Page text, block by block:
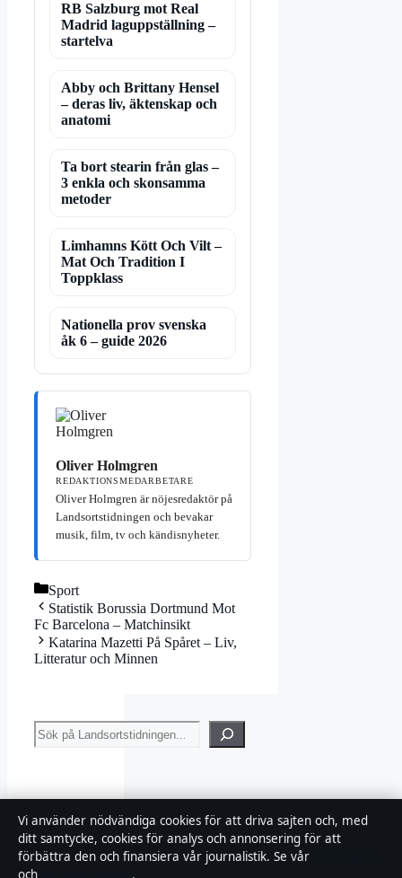
RB Salzburg mot Real
Madrid laguppställning –
startelva
Abby och Brittany Hensel
– deras liv, äktenskap och
anatomi
Ta bort stearin från glas –
3 enkla och skonsamma
metoder
Limhamns Kött Och Vilt –
Mat Och Tradition I
Toppklass
Nationella prov svenska
åk 6 – guide 2026
Oliver Holmgren
REDAKTIONSMEDARBETARE
Oliver Holmgren är nöjesredaktör på
Landsortstidningen och bevakar
musik, film, tv och kändisnyheter.
Kategorier
Sport
Statistik Borussia Dortmund Mot
Fc Barcelona – Matchinsikt
Katarina Mazetti På Spåret – Liv,
Litteratur och Minnen
Sök
Jam
es
Vi använder nödvändiga cookies för att driva sajten och, med
ditt samtycke, cookies för analys och annonsering för att
förbättra den och finansiera vår journalistik. Se vår
och
.